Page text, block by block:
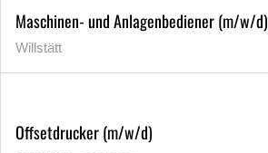
Maschinen- und Anlagenbediener (m/w/d)
Willstätt
Offsetdrucker (m/w/d)